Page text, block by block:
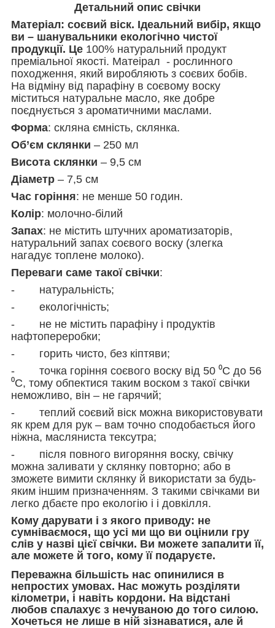
Детальний опис свічки
Матеріал: соєвий віск. Ідеальний вибір, якщо
ви – шанувальники екологічно чистої
продукції. Це 100% натуральний продукт
преміальної якості. Матеірал - рослинного
походження, який виробляють з соєвих бобів.
На відміну від парафіну в соєвому воску
міститься натуральне масло, яке добре
поєднується з ароматичними маслами.
Форма: скляна ємність, склянка.
Об’єм склянки – 250 мл
Висота склянки – 9,5 см
Діаметр – 7,5 см
Час горіння: не менше 50 годин.
Колір: молочно-білий
Запах: не містить штучних ароматизаторів,
натуральний запах соєвого воску (злегка
нагадує топлене молоко).
Переваги саме такої свічки:
- натуральність;
- екологічність;
- не не містить парафіну і продуктів
нафтопереробки;
- горить чисто, без кіптяви;
- точка горіння соєвого воску від 50 ⁰С до 56
⁰С, тому обпектися таким воском з такої свічки
неможливо, він – не гарячий;
- теплий соєвий віск можна використовувати
як крем для рук – вам точно сподобається його
ніжна, масляниста тексутра;
- після повного вигоряння воску, свічку
можна заливати у склянку повторно; або в
зможете вимити склянку й використати за будь-
яким іншим призначенням. З такими свічками ви
легко дбаєте про екологію і і довкілля.
Кому дарувати і з якого приводу: не
сумніваємося, що усі ми що ви оцінили гру
слів у назві цієї свічки. Ви можете запалити її,
але можете й того, кому її подаруєте.
Переважна більшість нас опинилися в
непростих умовах. Нас можуть розділяти
кілометри, і навіть кордони. На відстані
любов спалахує з нечуваною до того силою.
Хочеться не лише в ній зізнаватися, але й